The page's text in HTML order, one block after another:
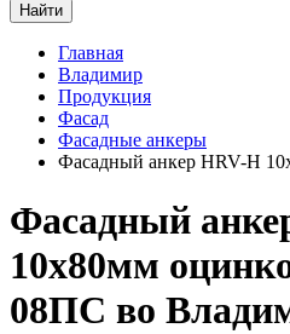
Найти
Главная
Владимир
Продукция
Фасад
Фасадные анкеры
Фасадный анкер HRV-H
Фасадный
10х80мм
08ПС во